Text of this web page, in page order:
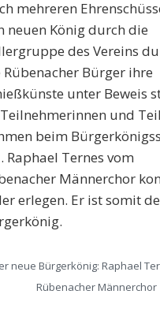
mehreren
neuen König durch die
des Vereins
Rübenacher Bürger ihre
unter Beweis
und
beim
Raphael Ternes vom
Männerchor
erlegen. Er ist somit
neue Bürgerkönig: Raphael
Rübenacher Männerchor